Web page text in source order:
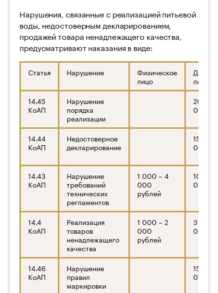
Нарушения, связанные с реализацией питьевой
воды, недостоверным декларированием,
продажей товара ненадлежащего качества,
предусматривают наказания в виде:
Статья Нарушение
Физическое
лицо
лицо
14.45
КоАП
Нарушение
порядка
реализации
20
000
14.44
КоАП
Недостоверное
декларирование
15
000
14.43
КоАП
Нарушение
требований
технических
регламентов
1 000 – 4
000
рублей
10
000
14.4
КоАП
Реализация
товаров
ненадлежащего
качества
1 000 – 2
000
рублей
3 000
000
14.46
КоАП
Нарушение
правил
маркировки
15 000
000